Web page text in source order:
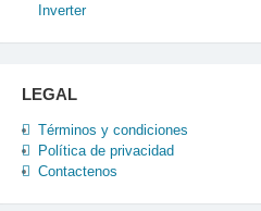
Inverter
LEGAL
Términos y condiciones
Política de privacidad
Contactenos